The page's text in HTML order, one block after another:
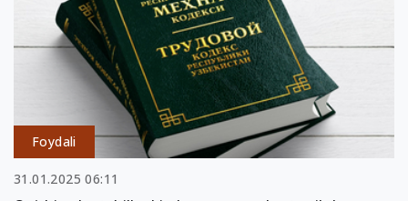
Foydali
31.01.2025 06:11